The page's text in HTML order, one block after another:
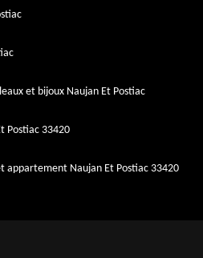
et bijoux Naujan Et Postiac
Postiac 33420
appartement Naujan Et Postiac 33420